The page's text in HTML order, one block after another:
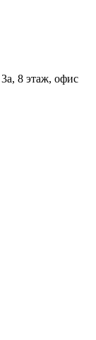
8 этаж, офис